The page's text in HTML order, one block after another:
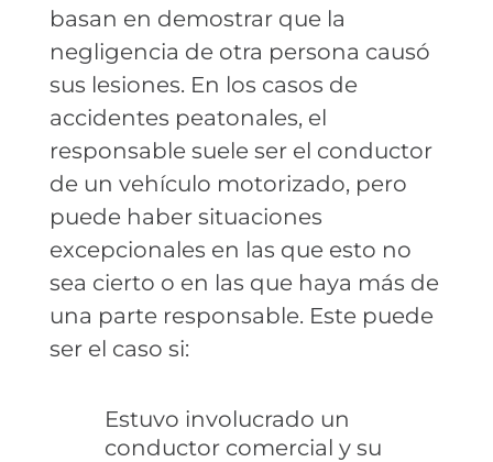
basan en demostrar que la
negligencia de otra persona causó
sus lesiones. En los casos de
accidentes peatonales, el
responsable suele ser el conductor
de un vehículo motorizado, pero
puede haber situaciones
excepcionales en las que esto no
sea cierto o en las que haya más de
una parte responsable. Este puede
ser el caso si:
Estuvo involucrado un
conductor comercial y su